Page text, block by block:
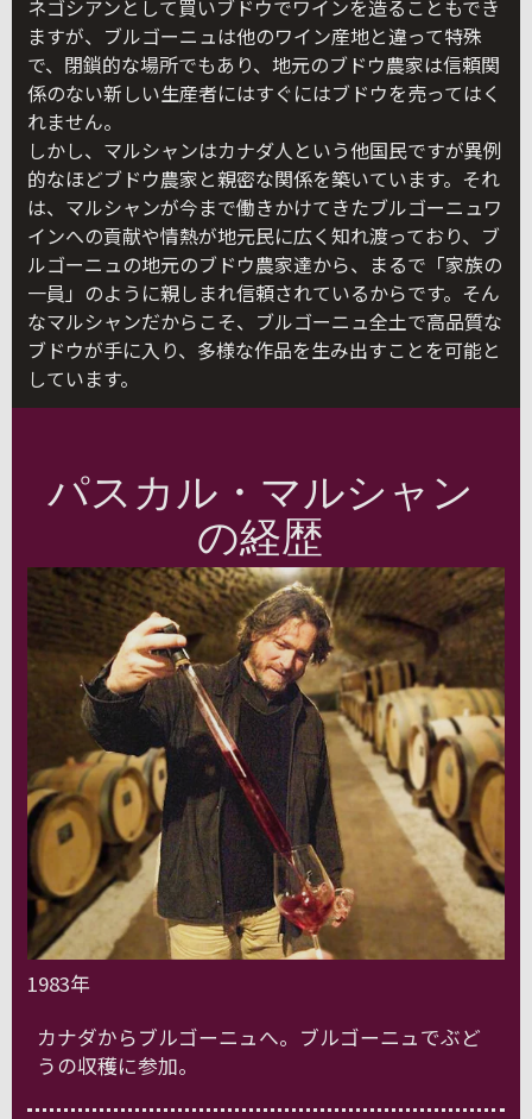
ネゴシアンとして買いブドウでワインを造ることもでき
ますが、ブルゴーニュは他のワイン産地と違って特殊
で、閉鎖的な場所でもあり、地元のブドウ農家は信頼関
係のない新しい生産者にはすぐにはブドウを売ってはく
れません。
しかし、マルシャンはカナダ人という他国民ですが異例
的なほどブドウ農家と親密な関係を築いています。それ
は、マルシャンが今まで働きかけてきたブルゴーニュワ
インへの貢献や情熱が地元民に広く知れ渡っており、ブ
ルゴーニュの地元のブドウ農家達から、まるで「家族の
一員」のように親しまれ信頼されているからです。そん
なマルシャンだからこそ、ブルゴーニュ全土で高品質な
ブドウが手に入り、多様な作品を生み出すことを可能と
しています。
パスカル・マルシャン
の経歴
1983年
カナダからブルゴーニュへ。ブルゴーニュでぶど
うの収穫に参加。